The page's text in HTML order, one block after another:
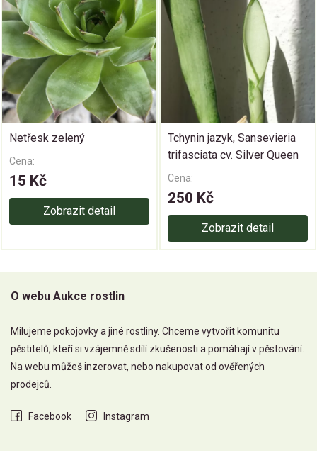
Netřesk zelený
Cena:
15 Kč
Zobrazit detail
Tchynin jazyk, Sansevieria
trifasciata cv. Silver Queen
Cena:
250 Kč
Zobrazit detail
O webu Aukce rostlin
Milujeme pokojovky a jiné rostliny. Chceme vytvořit komunitu
pěstitelů, kteří si vzájemně sdílí zkušenosti a pomáhají v pěstování.
Na webu můžeš inzerovat, nebo nakupovat od ověřených
prodejců.
Facebook Instagram